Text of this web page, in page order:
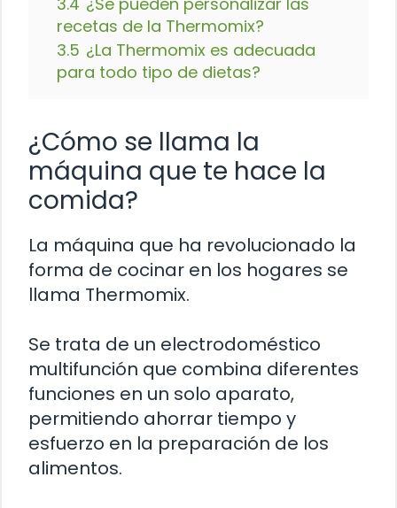
recetas de la Thermomix?
3.5 ¿La Thermomix es adecuada
para todo tipo de dietas?
¿Cómo se llama la
máquina que te hace la
comida?
La máquina que ha revolucionado la
forma de cocinar en los hogares se
llama Thermomix.
Se trata de un electrodoméstico
multifunción que combina diferentes
funciones en un solo aparato,
permitiendo ahorrar tiempo y
esfuerzo en la preparación de los
alimentos.